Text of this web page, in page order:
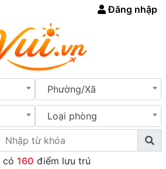
Đăng nhập
Phường/Xã
Loại phòng
có 160 điểm lưu trú